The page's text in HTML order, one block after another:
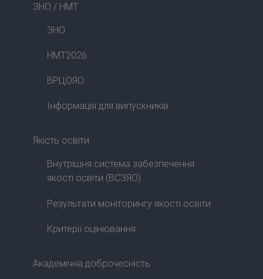
ЗНО / НМТ
ЗНО
НМТ2026
ВРЦОЯО
Інформація для випускників
Якість освіти
Внутрішня система забезпечення
якості освіти (ВСЗЯО)
Результати моніторингу якості освіти
Критерії оцінювання
Академічна доброчесність